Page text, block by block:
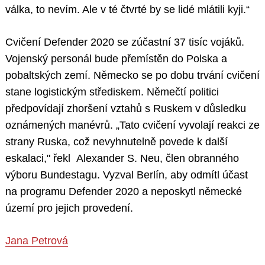
válka, to nevím. Ale v té čtvrté by se lidé mlátili kyji.“
Cvičení Defender 2020 se zúčastní 37 tisíc vojáků.
Vojenský personál bude přemístěn do Polska a
pobaltských zemí. Německo se po dobu trvání cvičení
stane logistickým střediskem. Němečtí politici
předpovídají zhoršení vztahů s Ruskem v důsledku
oznámených manévrů. „Tato cvičení vyvolají reakci ze
strany Ruska, což nevyhnutelně povede k další
eskalaci," řekl Alexander S. Neu, člen obranného
výboru Bundestagu. Vyzval Berlín, aby odmítl účast
na programu Defender 2020 a neposkytl německé
území pro jejich provedení.
Jana Petrová